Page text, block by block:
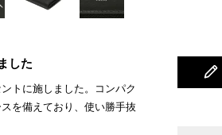
した
トに施しました。コンパク
を備えており、使い勝手抜